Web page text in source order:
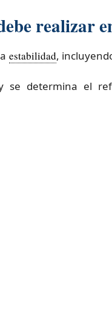
realizar
estabilidad,
se determina el